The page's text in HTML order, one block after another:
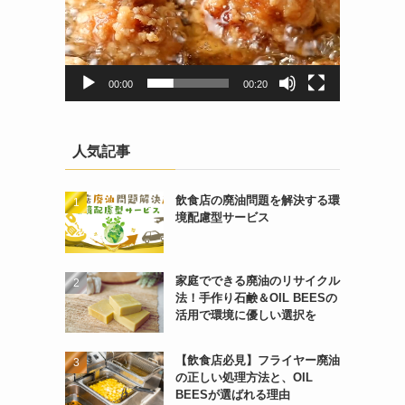
00:00 00:20
人気記事
飲食店の廃油問題を解決する環
境配慮型サービス
家庭でできる廃油のリサイクル
法！手作り石鹸＆OIL BEESの
活用で環境に優しい選択を
【飲食店必見】フライヤー廃油
の正しい処理方法と、OIL
BEESが選ばれる理由